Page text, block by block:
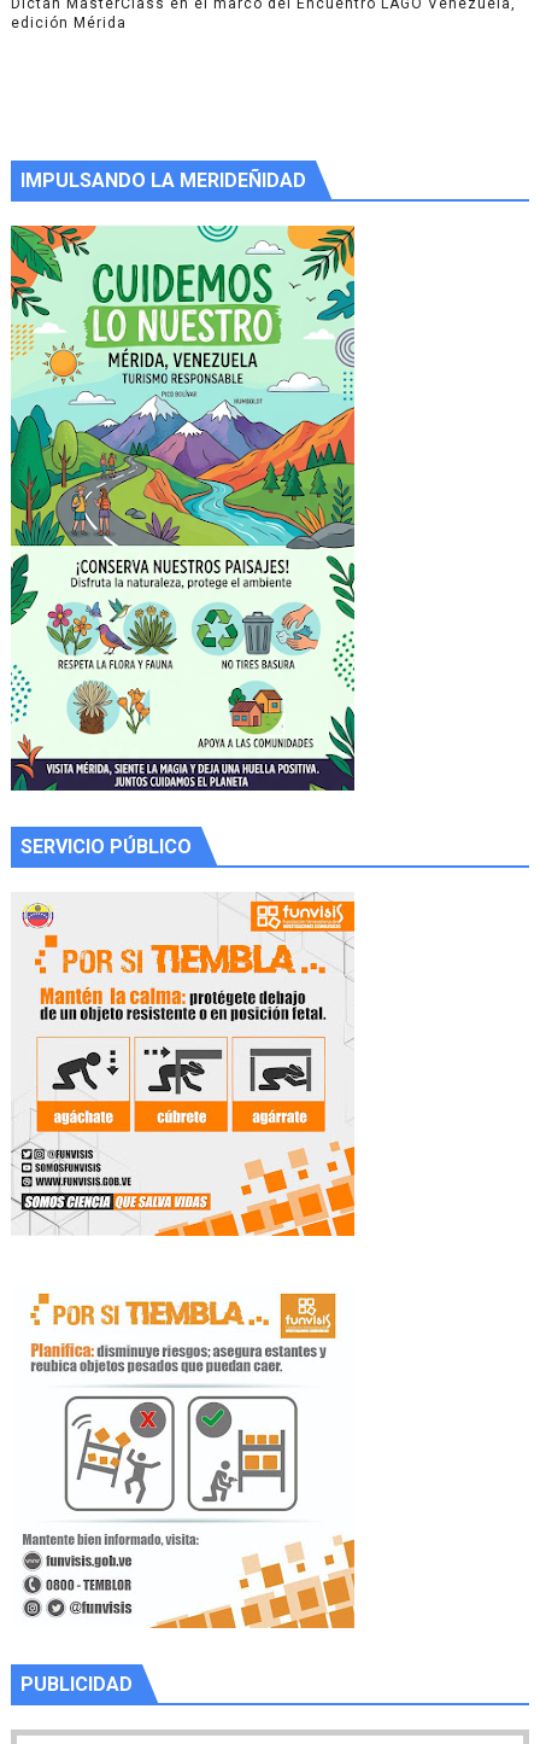
Dictan MasterClass en el marco del Encuentro LAGO Venezuela,
edición Mérida
IMPULSANDO LA MERIDEÑIDAD
SERVICIO PÚBLICO
PUBLICIDAD